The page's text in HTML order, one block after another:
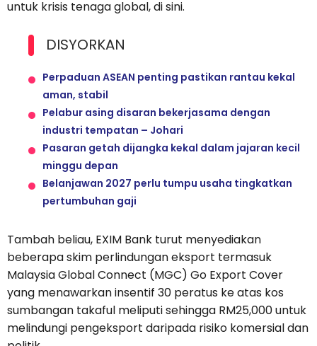
untuk krisis tenaga global, di sini.
DISYORKAN
Perpaduan ASEAN penting pastikan rantau kekal
aman, stabil
Pelabur asing disaran bekerjasama dengan
industri tempatan – Johari
Pasaran getah dijangka kekal dalam jajaran kecil
minggu depan
Belanjawan 2027 perlu tumpu usaha tingkatkan
pertumbuhan gaji
Tambah beliau, EXIM Bank turut menyediakan
beberapa skim perlindungan eksport termasuk
Malaysia Global Connect (MGC) Go Export Cover
yang menawarkan insentif 30 peratus ke atas kos
sumbangan takaful meliputi sehingga RM25,000 untuk
melindungi pengeksport daripada risiko komersial dan